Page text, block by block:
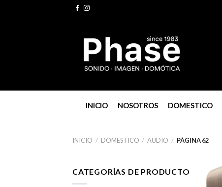
INICIO NOSOTROS DOMESTICO
INICIO / DOMESTICO / AUDIO / PÁGINA 62
CATEGORÍAS DE PRODUCTO